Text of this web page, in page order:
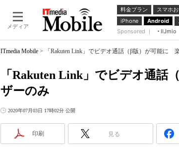
メディア
料金プラン スマホ
iPhone
Android
Sponsored ｜
IIJmio
ITmedia Mobile > 「Rakuten Link」でビデオ通話（β版）が可能に
「Rakuten Link」でビデオ通
ザーのみ
2020年07月03日 17時02分 公開
印刷 見る